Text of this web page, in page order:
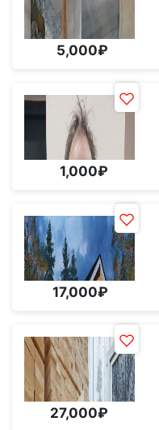
5,000₽
1,000₽
17,000₽
27,000₽